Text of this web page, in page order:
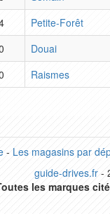
Petite-Forêt
Douai
Raismes
- Les magasins par
guide-drives.fr -
les marques